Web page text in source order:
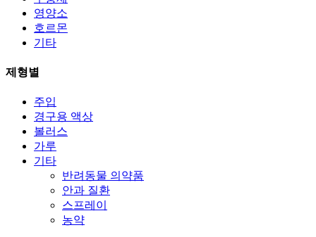
영양소
호르몬
기타
제형별
주입
경구용 액상
볼러스
가루
기타
반려동물 의약품
안과 질환
스프레이
농약